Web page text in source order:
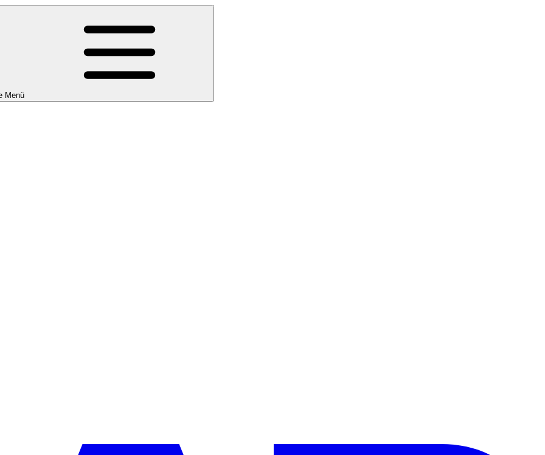
Menü